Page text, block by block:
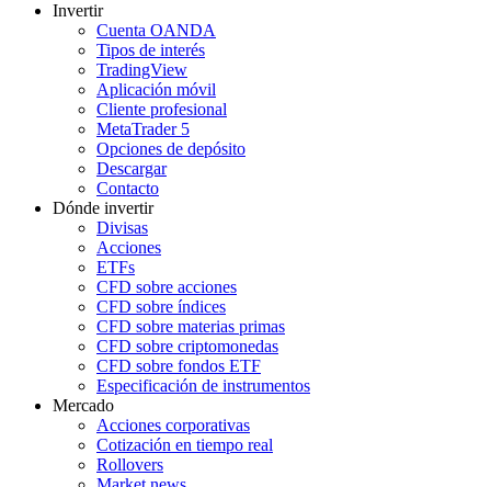
Invertir
Cuenta OANDA
Tipos de interés
TradingView
Aplicación móvil
Cliente profesional
MetaTrader 5
Opciones de depósito
Descargar
Contacto
Dónde invertir
Divisas
Acciones
ETFs
CFD sobre acciones
CFD sobre índices
CFD sobre materias primas
CFD sobre criptomonedas
CFD sobre fondos ETF
Especificación de instrumentos
Mercado
Acciones corporativas
Cotización en tiempo real
Rollovers